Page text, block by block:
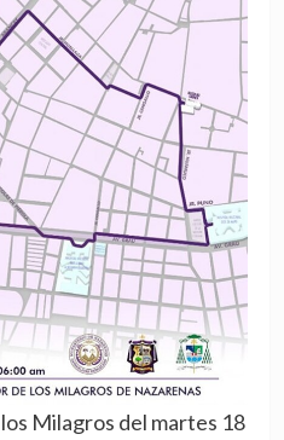
Milagros del martes 18